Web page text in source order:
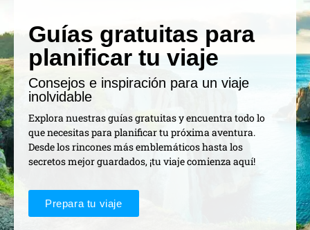
Guías gratuitas para
planificar tu viaje
Consejos e inspiración para un viaje
inolvidable
Explora nuestras guías gratuitas y encuentra todo lo
que necesitas para planificar tu próxima aventura.
Desde los rincones más emblemáticos hasta los
secretos mejor guardados, ¡tu viaje comienza aquí!
Prepara tu viaje